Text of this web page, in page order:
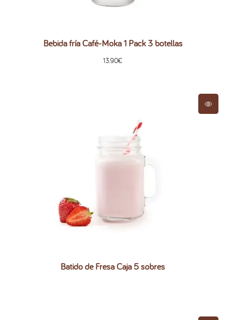
Bebida fría Café-Moka 1 Pack 3 botellas
13.90€
Batido de Fresa Caja 5 sobres